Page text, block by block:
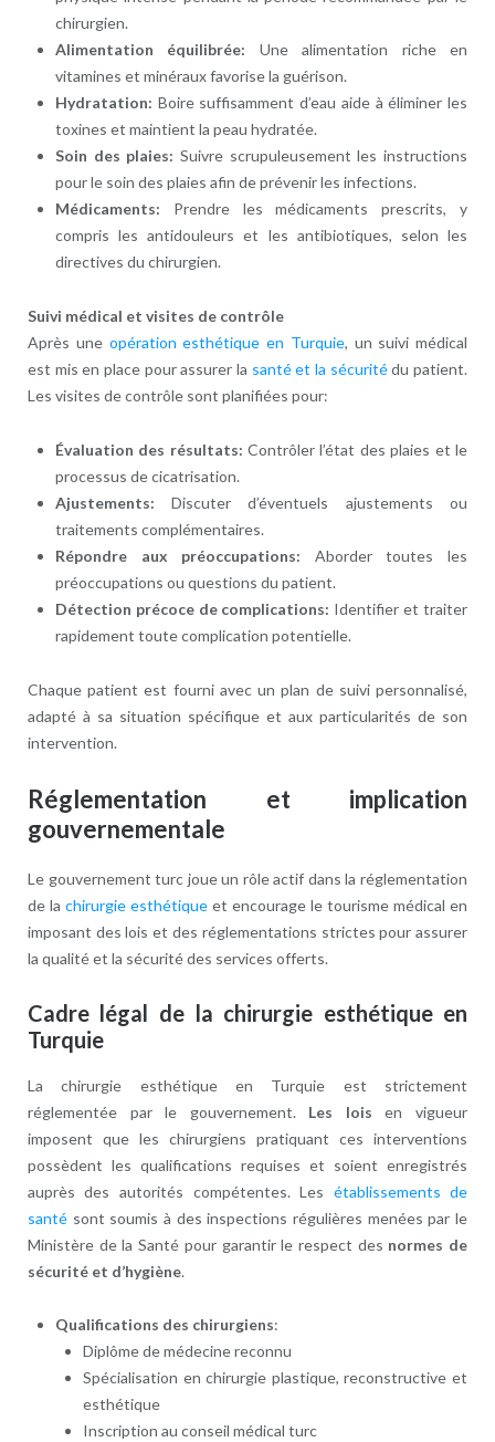
chirurgien.
Alimentation équilibrée: Une alimentation riche en
vitamines et minéraux favorise la guérison.
Hydratation: Boire suffisamment d’eau aide à éliminer les
toxines et maintient la peau hydratée.
Soin des plaies: Suivre scrupuleusement les instructions
pour le soin des plaies afin de prévenir les infections.
Médicaments: Prendre les médicaments prescrits, y
compris les antidouleurs et les antibiotiques, selon les
directives du chirurgien.
Suivi médical et visites de contrôle
Après une opération esthétique en Turquie, un suivi médical
est mis en place pour assurer la santé et la sécuritédu patient.
Les visites de contrôle sont planifiées pour:
Évaluation des résultats: Contrôler l’état des plaies et le
processus de cicatrisation.
Ajustements: Discuter d’éventuels ajustements ou
traitements complémentaires.
Répondre aux préoccupations: Aborder toutes les
préoccupations ou questions du patient.
Détection précoce de complications: Identifier et traiter
rapidement toute complication potentielle.
Chaque patient est fourni avec un plan de suivi personnalisé,
adapté à sa situation spécifique et aux particularités de son
intervention.
Réglementation et implication
gouvernementale
Le gouvernement turc joue un rôle actif dans la réglementation
de la chirurgie esthétique et encourage le tourisme médical en
imposant des lois et des réglementations strictes pour assurer
la qualité et la sécurité des services offerts.
Cadre légal de la chirurgie esthétique en
Turquie
La chirurgie esthétique en Turquie est strictement
réglementée par le gouvernement. Les lois en vigueur
imposent que les chirurgiens pratiquant ces interventions
possèdent les qualifications requises et soient enregistrés
auprès des autorités compétentes. Les établissements de
santésont soumis à des inspections régulières menées par le
Ministère de la Santé pour garantir le respect des normes de
sécurité et d’hygiène.
Qualifications des chirurgiens:
Diplôme de médecine reconnu
Spécialisation en chirurgie plastique, reconstructive et
esthétique
Inscription au conseil médical turc